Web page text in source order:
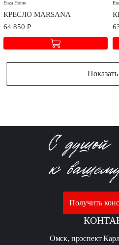
Enza Home
КРЕСЛО MARSANA
64 850 ₽
Получить
Омск, проспект